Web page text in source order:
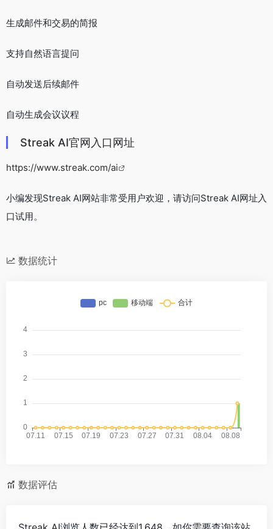
生成邮件和交易的简报
支持自然语言提问
自动发送后续邮件
自动生成会议议程
Streak AI官网入口网址
https://www.streak.com/ai
小编发现Streak AI网站非常受用户欢迎，请访问Streak AI网址入
口试用。
数据统计
数据评估